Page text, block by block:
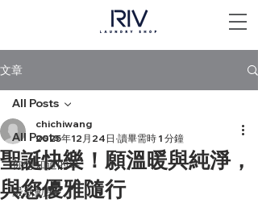
文章
All Posts
你想知道的事
最新動態
All Posts
聖誕快樂！願溫暖與純淨，
與您優雅隨行
chichiwang
2025年12月24日 讀畢需時 1 分鐘